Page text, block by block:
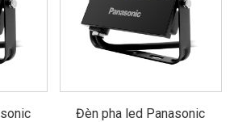
Đèn pha led Panasonic